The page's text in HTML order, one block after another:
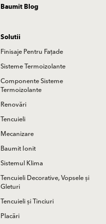
Baumit Blog
Solutii
Finisaje Pentru Fațade
Sisteme Termoizolante
Componente Sisteme
Termoizolante
Renovări
Tencuieli
Mecanizare
Baumit Ionit
Sistemul Klima
Tencuieli Decorative, Vopsele și
Gleturi
Tencuieli și Tinciuri
Placări